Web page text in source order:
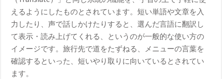
えるようにしたものとされています。短い単語や文章を入
力したり、声で話しかけたりすると、選んだ言語に翻訳し
て表示・読み上げてくれる、というのが一般的な使い方の
イメージです。旅行先で道をたずねる、メニューの言葉を
確認するといった、短いやり取りに向いているとされてい
ます。